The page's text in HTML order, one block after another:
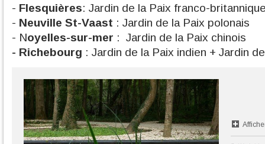
- Flesquières: Jardin de la Paix franco-
- Neuville St-Vaast : Jardin de la Paix polonais
- Noyelles-sur-mer : Jardin de la Paix chinois
- Richebourg : Jardin de la Paix indien + Jardin